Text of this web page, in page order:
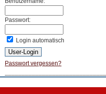
Passwort:
Login automatisch
Passwort vergessen?